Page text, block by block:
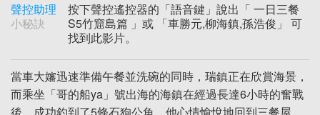
聲控助理
小秘訣
按下聲控遙控器的「語音鍵」說出「 一日三餐
S5竹窟島篇 」或 「車勝元,柳海鎮,孫浩俊」 可
找到此影片。
當車大嬸迅速準備午餐並洗碗的同時，瑞鎮正在欣賞海景，
而乘坐「哥的船ya」號出海的海鎮在經過長達6小時的奮戰